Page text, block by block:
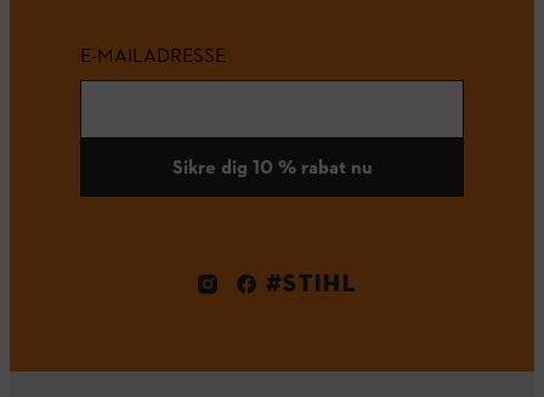
E-MAILADRESSE
Sikre dig 10 % rabat nu
#STIHL